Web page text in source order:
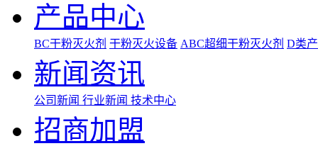
产品中心
BC干粉灭火剂 干粉灭火设备 ABC超细干粉灭火剂 D类
新闻资讯
公司新闻 行业新闻 技术中心
招商加盟